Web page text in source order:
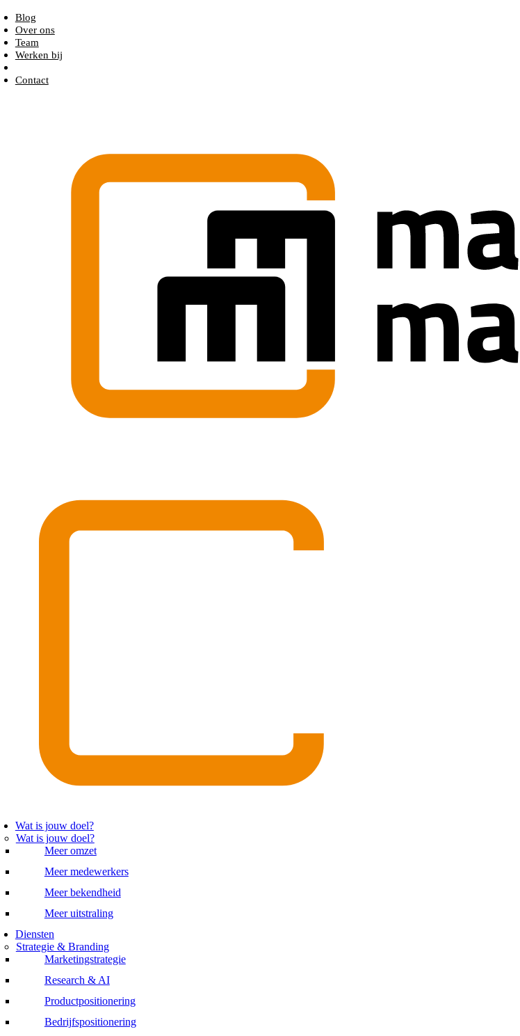
Blog
Over ons
Team
Werken bij
Contact
Wat is jouw doel?
Wat is jouw doel?
Meer omzet
Meer medewerkers
Meer bekendheid
Meer uitstraling
Diensten
Strategie & Branding
Marketingstrategie
Research & AI
Productpositionering
Bedrijfspositionering